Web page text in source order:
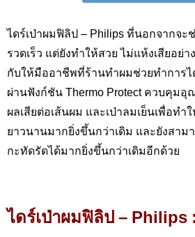
ไดร์เป่าผมฟิลิป – Philips ที่นอกจากจะ
รวดเร็ว แต่ยังทำให้สวย ไม่แห้งเสียอย่
กับให้มืออาชีพที่ร้านทำผมช่วยทำการไ
ผ่านฟังก์ชัน Thermo Protect ควบคุมอุ
ผลเสียต่อเส้นผม และเป่าลมเย็นเพื่อทำ
ยาวนานมากยิ่งขึ้นกว่าเดิม และยังสาม
กะทัดรัดได้มากยิ่งขึ้นกว่าเดิมอีกด้วย
ไดร์เป่าผมฟิลิป – Philips